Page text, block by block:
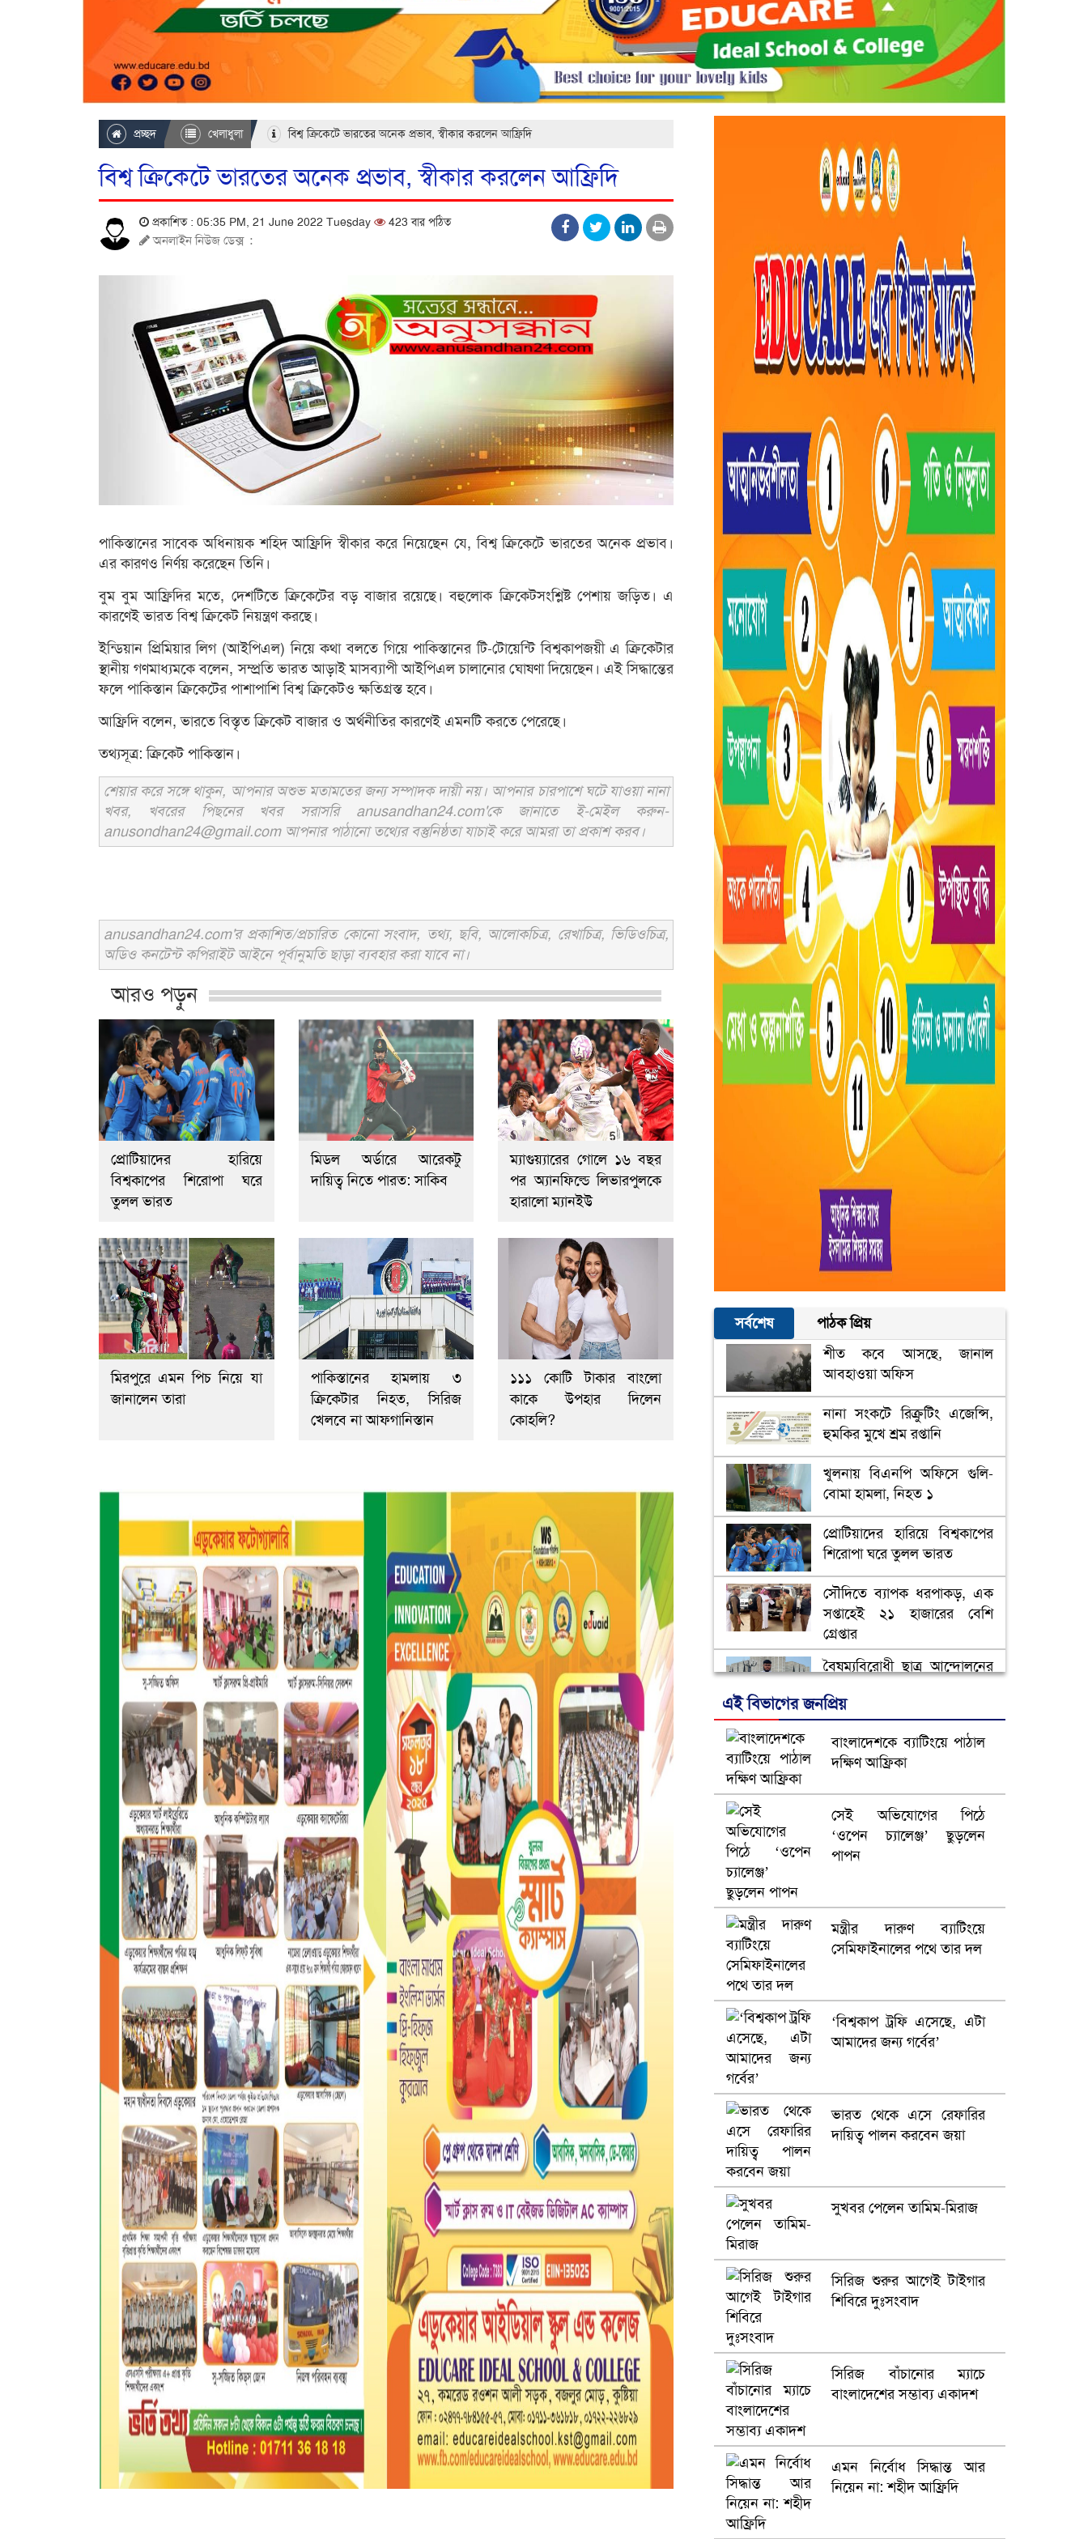
প্রচ্ছদ খেলাধুলা বিশ্ব ক্রিকেটে ভারতের অনেক প্রভাব, স্বীকার করলেন আফ্রিদি
বিশ্ব ক্রিকেটে ভারতের অনেক প্রভাব, স্বীকার করলেন আফ্রিদি
প্রকাশিত : 05:35 PM, 21 June 2022 Tuesday 423 বার পঠিত
অনলাইন নিউজ ডেক্স :
পাকিস্তানের সাবেক অধিনায়ক শহিদ আফ্রিদি স্বীকার করে নিয়েছেন যে, বিশ্ব ক্রিকেটে ভারতের অনেক প্রভাব।
এর কারণও নির্ণয় করেছেন তিনি।
বুম বুম আফ্রিদির মতে, দেশটিতে ক্রিকেটের বড় বাজার রয়েছে। বহুলোক ক্রিকেটসংশ্লিষ্ট পেশায় জড়িত। এ
কারণেই ভারত বিশ্ব ক্রিকেট নিয়ন্ত্রণ করছে।
ইন্ডিয়ান প্রিমিয়ার লিগ (আইপিএল) নিয়ে কথা বলতে গিয়ে পাকিস্তানের টি-টোয়েন্টি বিশ্বকাপজয়ী এ ক্রিকেটার
স্থানীয় গণমাধ্যমকে বলেন, সম্প্রতি ভারত আড়াই মাসব্যাপী আইপিএল চালানোর ঘোষণা দিয়েছেন। এই সিদ্ধান্তের
ফলে পাকিস্তান ক্রিকেটের পাশাপাশি বিশ্ব ক্রিকেটও ক্ষতিগ্রস্ত হবে।
আফ্রিদি বলেন, ভারতে বিস্তৃত ক্রিকেট বাজার ও অর্থনীতির কারণেই এমনটি করতে পেরেছে।
তথ্যসূত্র: ক্রিকেট পাকিস্তান।
শেয়ার করে সঙ্গে থাকুন, আপনার অশুভ মতামতের জন্য সম্পাদক দায়ী নয়। আপনার চারপাশে ঘটে যাওয়া নানা
খবর, খবরের পিছনের খবর সরাসরি anusandhan24.com'কে জানাতে ই-মেইল করুন-
anusondhan24@gmail.com আপনার পাঠানো তথ্যের বস্তুনিষ্ঠতা যাচাই করে আমরা তা প্রকাশ করব।
anusandhan24.com'র প্রকাশিত/প্রচারিত কোনো সংবাদ, তথ্য, ছবি, আলোকচিত্র, রেখাচিত্র, ভিডিওচিত্র,
অডিও কনটেন্ট কপিরাইট আইনে পূর্বানুমতি ছাড়া ব্যবহার করা যাবে না।
আরও পড়ুন
প্রোটিয়াদের হারিয়ে
বিশ্বকাপের শিরোপা ঘরে
তুলল ভারত
মিডল অর্ডারে আরেকটু
দায়িত্ব নিতে পারত: সাকিব
ম্যাগুয়্যারের গোলে ১৬ বছর
পর অ্যানফিল্ডে লিভারপুলকে
হারালো ম্যানইউ
মিরপুরে এমন পিচ নিয়ে যা
জানালেন তারা
পাকিস্তানের হামলায় ৩
ক্রিকেটার নিহত, সিরিজ
খেলবে না আফগানিস্তান
১১১ কোটি টাকার বাংলো
কাকে উপহার দিলেন
কোহলি?
সর্বশেষ
পাঠক প্রিয়
শীত কবে আসছে, জানাল
আবহাওয়া অফিস
নানা সংকটে রিক্রুটিং এজেন্সি,
হুমকির মুখে শ্রম রপ্তানি
খুলনায় বিএনপি অফিসে গুলি-
বোমা হামলা, নিহত ১
প্রোটিয়াদের হারিয়ে বিশ্বকাপের
শিরোপা ঘরে তুলল ভারত
সৌদিতে ব্যাপক ধরপাকড়, এক
সপ্তাহেই ২১ হাজারের বেশি
গ্রেপ্তার
বৈষম্যবিরোধী ছাত্র আন্দোলনের
ভিউ বাড়াতে রাম দা হাতে
ফেসবুকে ভিডিও পোস্ট শিক্ষকের
কারাগারে
ভারতে ভয়াবহ সড়ক দুর্ঘটনা,
নিহত ১৫
হলিউডে নতুন প্রেমের গুঞ্জন
এই বিভাগের জনপ্রিয়
বাংলাদেশকে ব্যাটিংয়ে পাঠাল
দক্ষিণ আফ্রিকা
সেই অভিযোগের পিঠে
‘ওপেন চ্যালেঞ্জ’ ছুড়লেন
পাপন
মন্ত্রীর দারুণ ব্যাটিংয়ে
সেমিফাইনালের পথে তার দল
‘বিশ্বকাপ ট্রফি এসেছে, এটা
আমাদের জন্য গর্বের’
ভারত থেকে এসে রেফারির
দায়িত্ব পালন করবেন জয়া
সুখবর পেলেন তামিম-মিরাজ
সিরিজ শুরুর আগেই টাইগার
শিবিরে দুঃসংবাদ
সিরিজ বাঁচানোর ম্যাচে
বাংলাদেশের সম্ভাব্য একাদশ
এমন নির্বোধ সিদ্ধান্ত আর
নিয়েন না: শহীদ আফ্রিদি